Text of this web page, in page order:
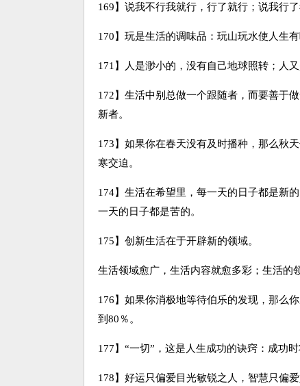
169】说我不行我就行，行了就行；说我行
170】玩是生活的调味品：玩山玩水使人生
171】人是渺小的，没有自己地球照转；人
172】生活中别总做一个跟随者，而要善于
新者。
173】如果你在春天没有及时播种，那么秋
寒交迫。
174】生活在希望里，每一天的日子都是新
一天的日子都是苦的。
175】创新生活在于开辟新的领域。
生活领域愈广，生活内容就愈多彩；生活的
176】如果你消极地等待伯乐的发现，那么
到80％。
177】“一切”，这是人生成功的诀窍：成功
178】好运只偏爱目光敏锐之人，智慧只偏